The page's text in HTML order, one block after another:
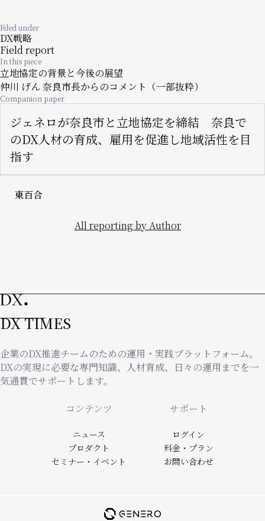
Filed under
DX戦略
Field report
In this piece
立地協定の背景と今後の展望
仲川 げん 奈良市長からのコメント（一部抜粋）
Companion paper
ジェネロが奈良市と立地協定を締結 奈良で
のDX人材の育成、雇用を促進し地域活性を目
指す
東百合
All reporting by Author
DX TIMES
企業のDX推進チームのための運用・実践プラットフォーム。
DXの実現に必要な専門知識、人材育成、日々の運用までを一
気通貫でサポートします。
コンテンツ
ニュース
プロダクト
セミナー・イベント
サポート
ログイン
料金・プラン
お問い合わせ